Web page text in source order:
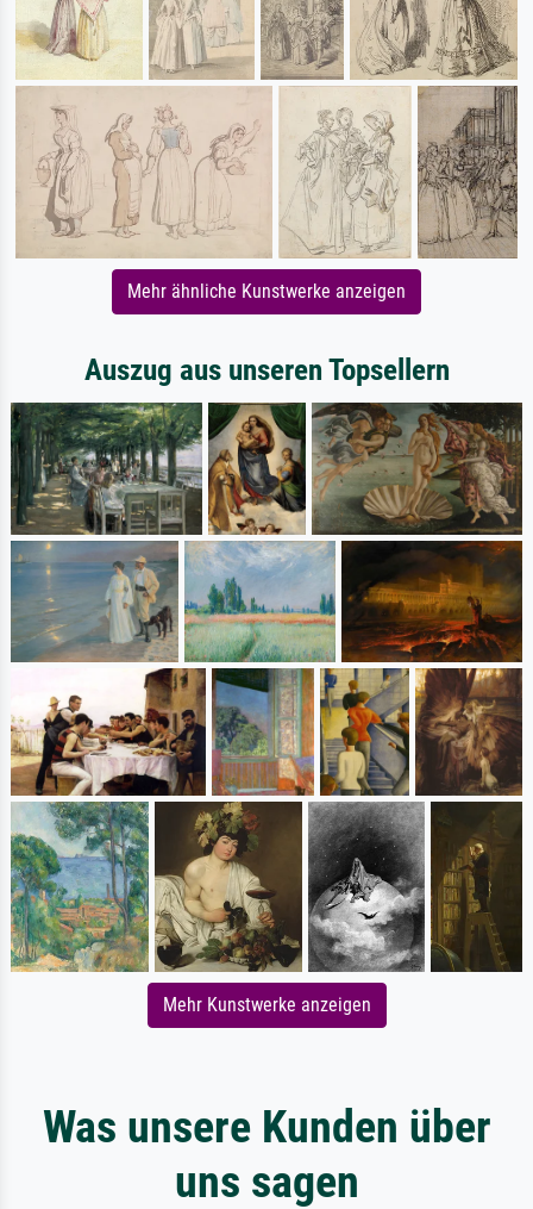
Mehr ähnliche Kunstwerke anzeigen
Auszug aus unseren Topsellern
Mehr Kunstwerke anzeigen
Was unsere Kunden über
uns sagen